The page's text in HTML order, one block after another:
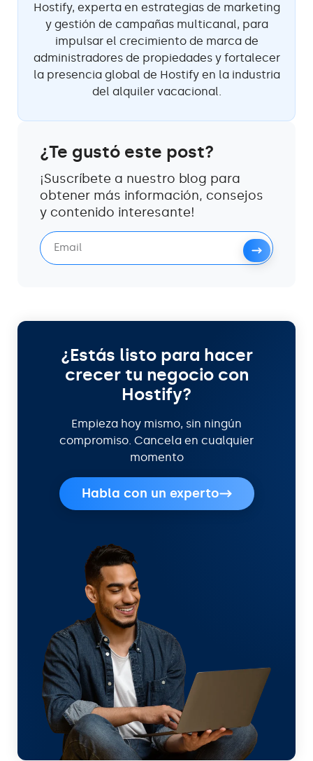
Hostify, experta en estrategias de marketing
y gestión de campañas multicanal, para
impulsar el crecimiento de marca de
administradores de propiedades y fortalecer
la presencia global de Hostify en la industria
del alquiler vacacional.
¿Te gustó este post?
¡Suscríbete a nuestro blog para
obtener más información, consejos
y contenido interesante!
¿Estás listo para hacer
crecer tu negocio con
Hostify?
Empieza hoy mismo, sin ningún
compromiso. Cancela en cualquier
momento
Habla con un experto